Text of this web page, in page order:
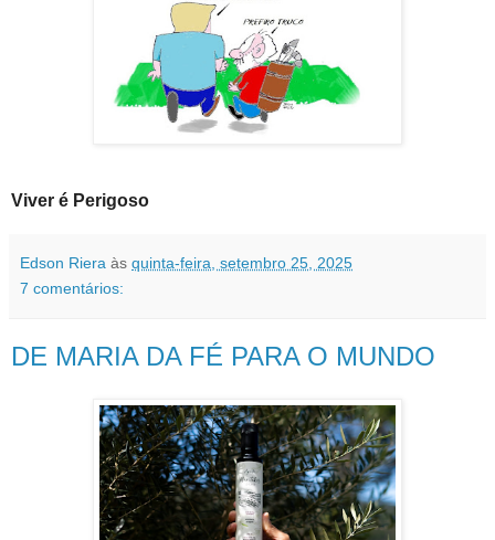
Viver é Perigoso
Edson Riera às quinta-feira, setembro 25, 2025
7 comentários:
DE MARIA DA FÉ PARA O MUNDO